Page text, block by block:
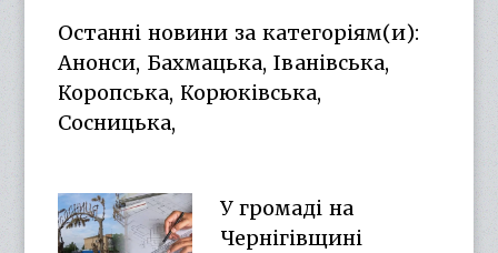
YouTube
Останні новини за категоріям(и):
Анонси, Бахмацька, Іванівська,
Коропська, Корюківська,
Сосницька,
У громаді на
Чернігівщині